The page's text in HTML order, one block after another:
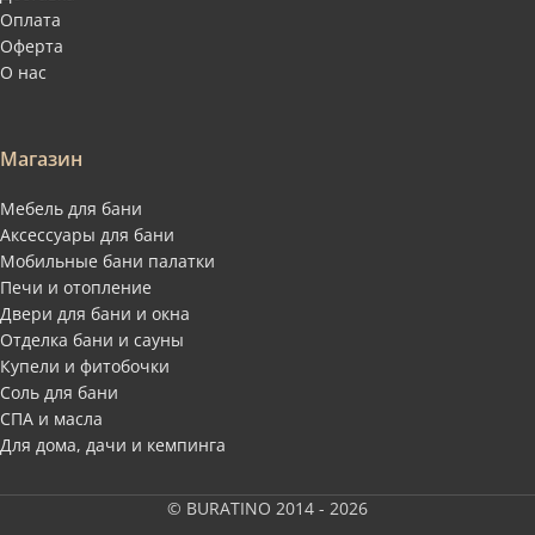
Оплата
Оферта
О нас
Магазин
Мебель для бани
Аксессуары для бани
Мобильные бани палатки
Печи и отопление
Двери для бани и окна
Отделка бани и сауны
Купели и фитобочки
Соль для бани
СПА и масла
Для дома, дачи и кемпинга
© BURATINO 2014 - 2026